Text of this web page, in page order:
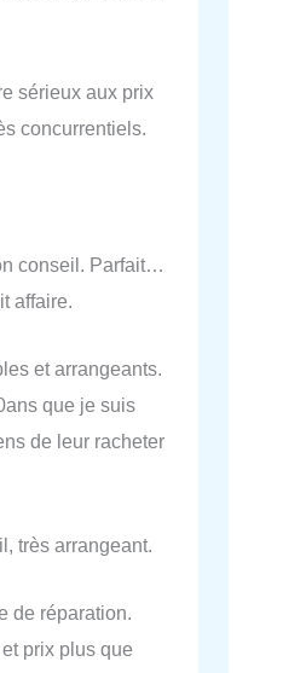
sérieux aux prix
concurrentiels.
conseil. Parfait…
affaire.
et arrangeants.
que je suis
de leur racheter
très arrangeant.
de réparation.
prix plus que